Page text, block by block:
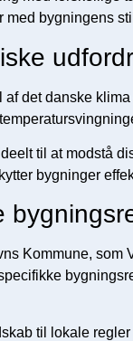
med bygningens
af det danske
til at modstå
bygninger
Kommune, som
til lokale